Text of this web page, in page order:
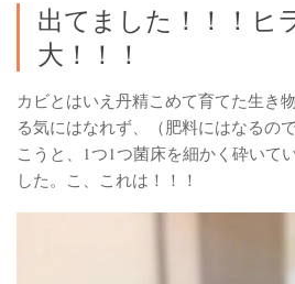
出てました！！！ヒ
大！！！
カビとはいえ丹精こめて育てた生き
る気にはなれず、（肥料にはなるの
こうと、1つ1つ菌床を細かく砕いて
した。こ、これは！！！